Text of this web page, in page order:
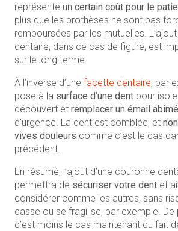
représente un certain coût pour le
plus que les prothèses ne sont pas
remboursées par les mutuelles.
dentaire, dans ce cas de figure, est
sur le long terme.
À l’inverse d’une facette dentaire, par
pose à la surface d’une dent pour
découvert et remplacer un émail abîmé
d’urgence. La dent est comblée, et
vives douleurs comme c’est le cas
précédent.
En résumé, l’ajout d’une couronne
permettra de sécuriser votre dent et
considérer comme les autres, sans
casse ou se fragilise, par exemple. De
c’est moins le cas maintenant du fait